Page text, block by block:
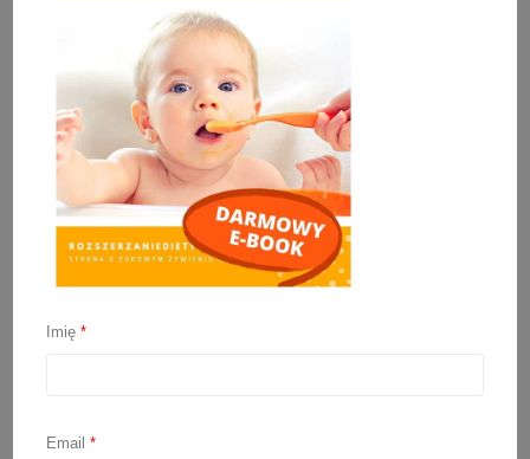
Bułeczki cynamonowe dla
dzieci (bez cukru)
Imię*
Email*